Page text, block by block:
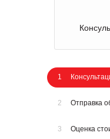
1
2 Отправка
3 Оценка